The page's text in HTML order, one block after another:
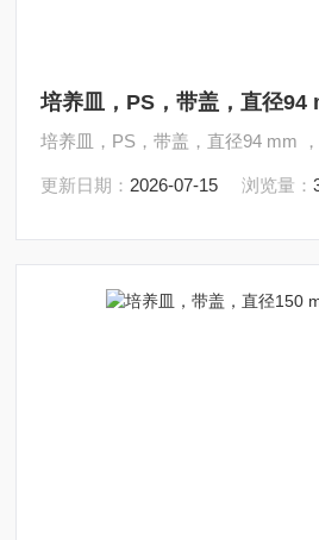
培养皿，PS，带盖，直径94
培养皿，PS，带盖，直径94 mm
更新日期： 2026-07-15 浏览量：